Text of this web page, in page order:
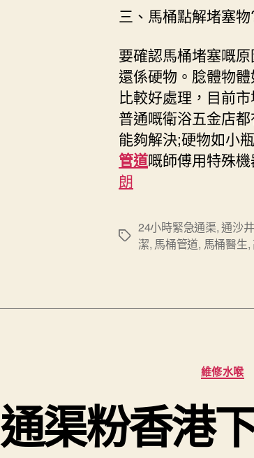
三、馬桶點解堵塞物
要確認馬桶堵塞嘅
還係硬物。腍體物
比較好處理，目前
普通嘅衛浴五金店
能夠解決;硬物如小
管道嘅師傅用特殊機
朗
Tags
24小時緊急通渠,通沙井
潔, 馬桶管道, 馬桶醫生,
維修水喉
通渠粉香港